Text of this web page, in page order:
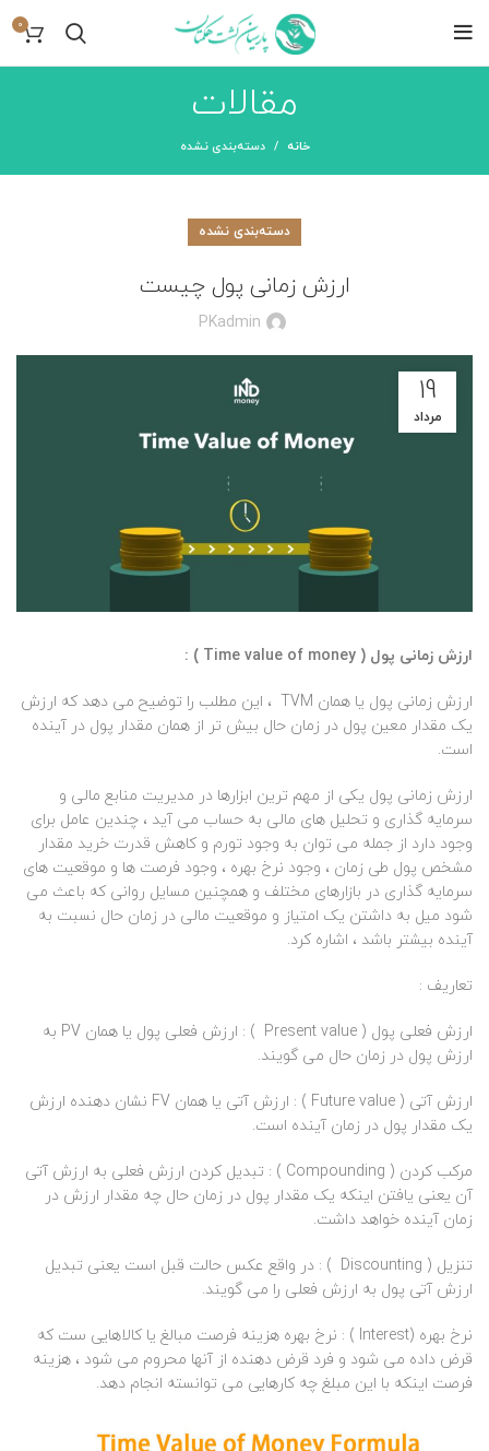
0
مقالات
خانه دسته‌بندی نشده
دسته‌بندی نشده
ارزش زمانی پول چیست
PKadmin
19
مرداد
ارزش زمانی پول ( Time value of money ) :
ارزش زمانی پول یا همان TVM ، این مطلب را توضیح می دهد که ارزش
یک مقدار معین پول در زمان حال بیش تر از همان مقدار پول در آینده
است.
ارزش زمانی پول یکی از مهم ترین ابزارها در مدیریت منابع مالی و
سرمایه گذاری و تحلیل های مالی به حساب می آید ، چندین عامل برای
وجود دارد از جمله می توان به وجود تورم و کاهش قدرت خرید مقدار
مشخص پول طی زمان ، وجود نرخ بهره ، وجود فرصت ها و موقعیت های
سرمایه گذاری در بازارهای مختلف و همچنین مسایل روانی که باعث می
شود میل به داشتن یک امتیاز و موقعیت مالی در زمان حال نسبت به
آینده بیشتر باشد ، اشاره کرد.
تعاریف :
ارزش فعلی پول ( Present value ) : ارزش فعلی پول یا همان PV به
ارزش پول در زمان حال می گویند.
ارزش آتی ( Future value ) : ارزش آتی یا همان FV نشان دهنده ارزش
یک مقدار پول در زمان آینده است.
مرکب کردن ( Compounding ) : تبدیل کردن ارزش فعلی به ارزش آتی
آن یعنی یافتن اینکه یک مقدار پول در زمان حال چه مقدار ارزش در
زمان آینده خواهد داشت.
تنزیل ( Discounting ) : در واقع عکس حالت قبل است یعنی تبدیل
ارزش آتی پول به ارزش فعلی را می گویند.
نرخ بهره (Interest ) : نرخ بهره هزینه فرصت مبالغ یا کالاهایی ست که
قرض داده می شود و فرد قرض دهنده از آنها محروم می شود ، هزینه
فرصت اینکه با این مبلغ چه کارهایی می توانسته انجام دهد.